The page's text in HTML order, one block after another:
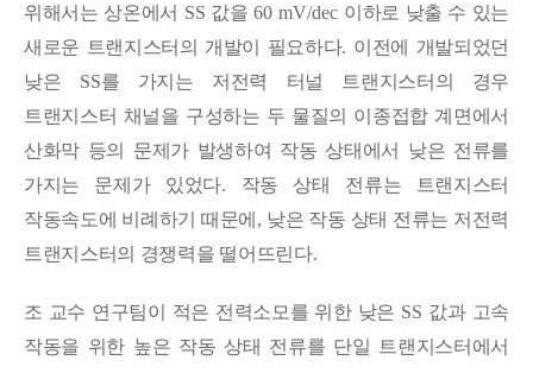
위해서는 상온에서 SS 값을60 mV/dec 이하로 낮출 수 있는
새로운 트랜지스터의 개발이 필요하다. 이전에 개발되었던
낮은 SS를 가지는 저전력 터널 트랜지스터의 경우
트랜지스터 채널을 구성하는 두 물질의 이종접합 계면에서
산화막 등의 문제가 발생하여 작동 상태에서 낮은 전류를
가지는 문제가 있었다. 작동 상태 전류는 트랜지스터
작동속도에 비례하기 때문에 , 낮은 작동 상태 전류는 저전력
트랜지스터의 경쟁력을 떨어뜨린다.
조 교수 연구팀이 적은 전력소모를 위한 낮은 SS 값과 고속
작동을 위한 높은 작동 상태 전류를 단일 트랜지스터에서